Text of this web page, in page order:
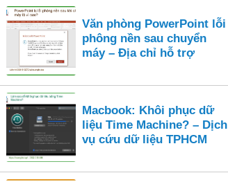
Văn phòng PowerPoint lỗi
phông nền sau chuyển
máy – Địa chỉ hỗ trợ
Macbook: Khôi phục dữ
liệu Time Machine? – Dịch
vụ cứu dữ liệu TPHCM